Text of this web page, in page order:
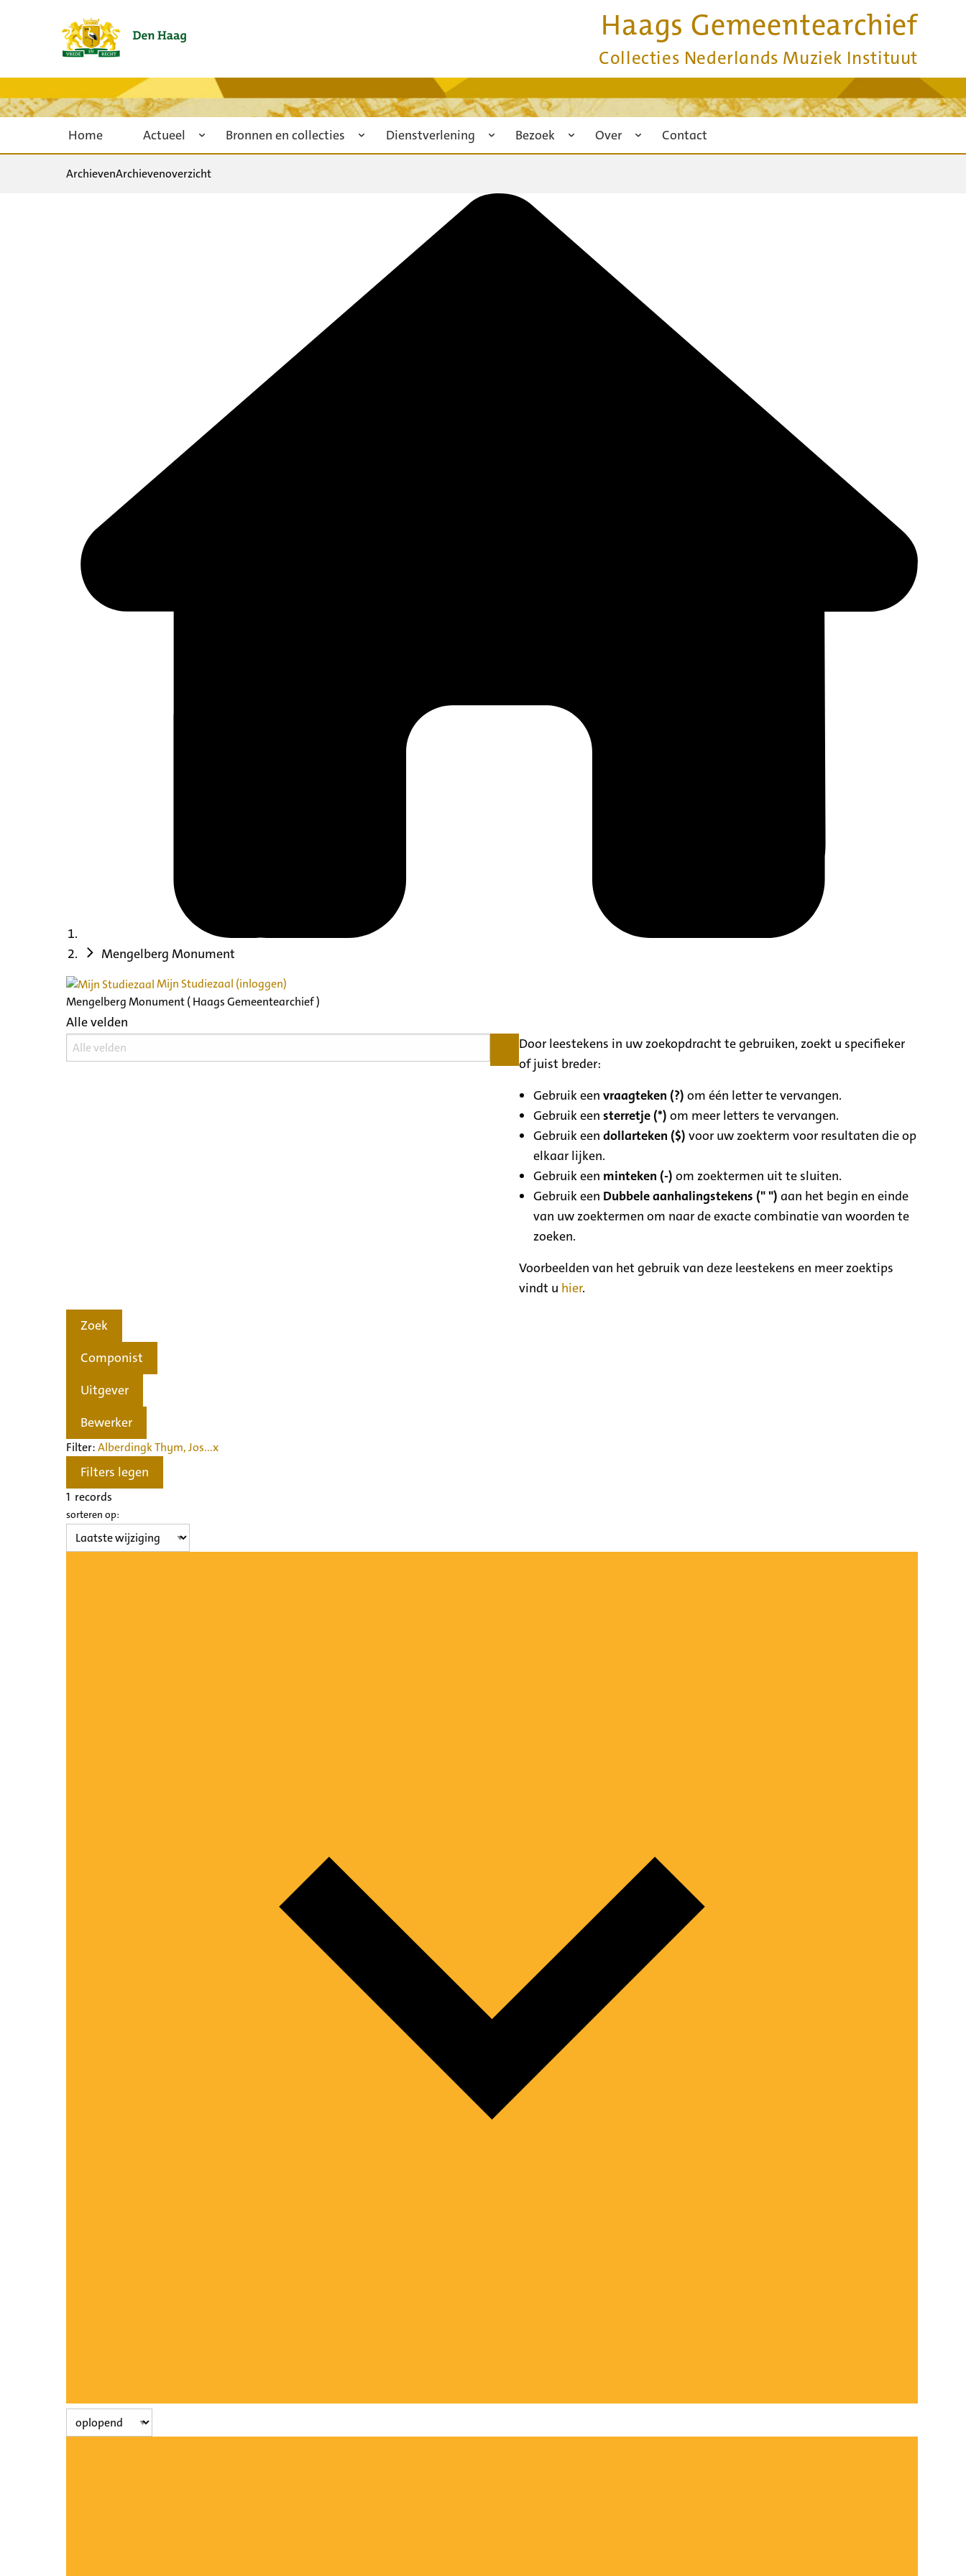
Haags Gemeentearchief
Collecties Nederlands Muziek Instituut
Home Actueel Bronnen en collecties Dienstverlening Bezoek Over Contact
ArchievenArchievenoverzicht
Mengelberg Monument
Mijn Studiezaal (inloggen)
Mengelberg Monument ( Haags Gemeentearchief )
Alle velden
Door leestekens in uw zoekopdracht te gebruiken, zoekt u specifieker
of juist breder:
Gebruik eenvraagteken (?) om één letter te vervangen.
Gebruik eensterretje (*) om meer letters te vervangen.
Gebruik eendollarteken ($) voor uw zoekterm voor resultaten die op
elkaar lijken.
Gebruik een minteken (-) om zoektermen uit te sluiten.
Gebruik een Dubbele aanhalingstekens (" ") aan het begin en einde
van uw zoektermen om naar de exacte combinatie van woorden te
zoeken.
Voorbeelden van het gebruik van deze leestekens en meer zoektips
vindt u hier.
Zoek
Componist
Uitgever
Bewerker
Filter:Alberdingk Thym, Jos...x
Filters legen
1 records
sorteren op: